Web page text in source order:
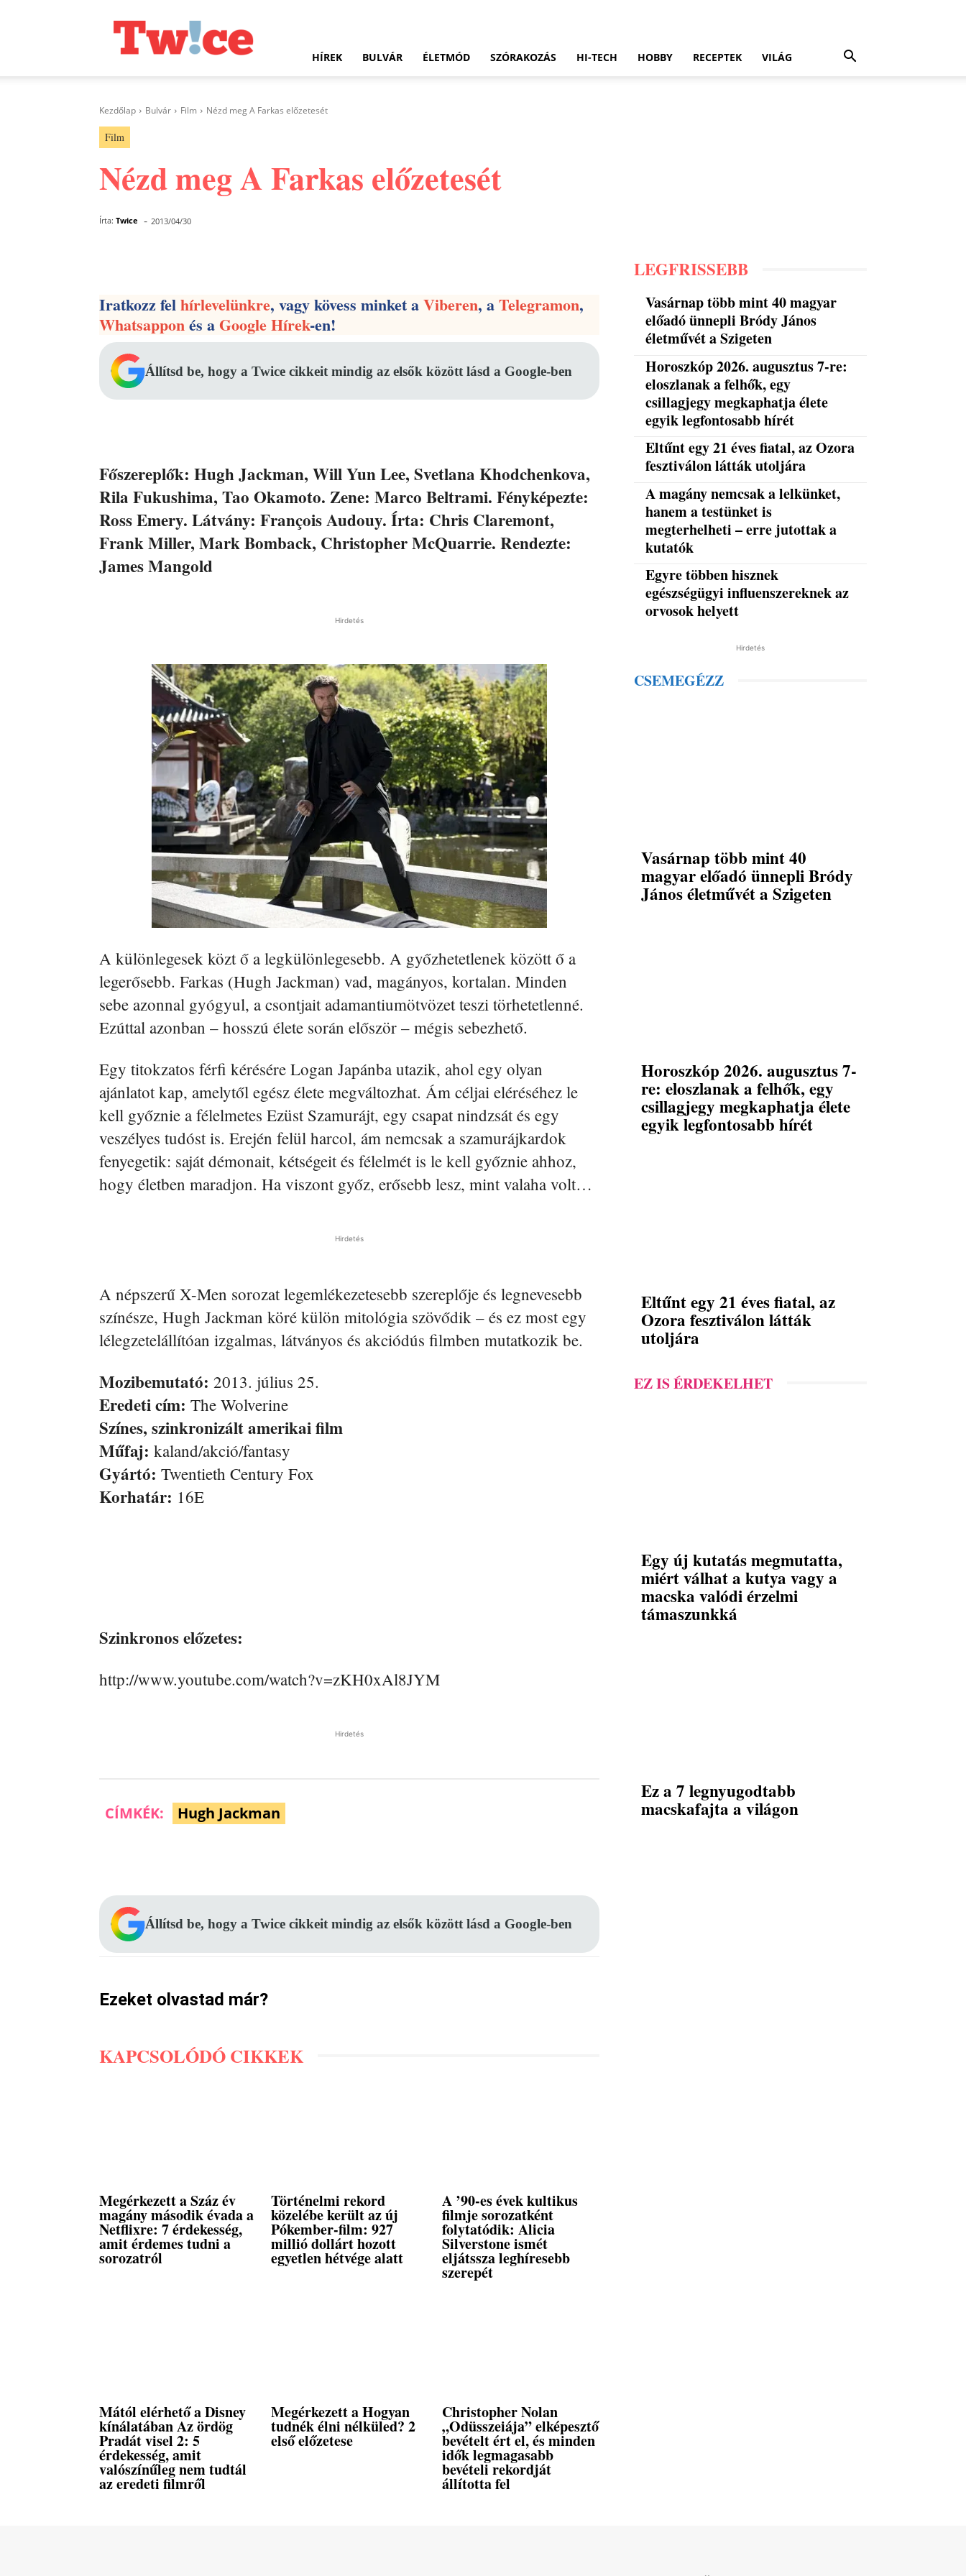
HÍREK BULVÁR ÉLETMÓD SZÓRAKOZÁS HI-TECH HOBBY RECEPTEK VILÁG
Kezdőlap Bulvár Film Nézd meg A Farkas előzetesét
Film
Nézd meg A Farkas előzetesét
Írta: Twice - 2013/04/30
Iratkozz felhírlevelünkre, vagy kövess minket aViberen, aTelegramon,
Whatsapponés aGoogle Hírek-en!
Állítsd be, hogy a Twice cikkeit mindig az elsők között lásd a Google-ben
Főszereplők: Hugh Jackman, Will Yun Lee, Svetlana Khodchenkova,
Rila Fukushima, Tao Okamoto. Zene: Marco Beltrami. Fényképezte:
Ross Emery. Látvány: François Audouy. Írta: Chris Claremont,
Frank Miller, Mark Bomback, Christopher McQuarrie. Rendezte:
James Mangold
Hirdetés
A különlegesek közt ő a legkülönlegesebb. A győzhetetlenek között ő a
legerősebb. Farkas (Hugh Jackman) vad, magányos, kortalan. Minden
sebe azonnal gyógyul, a csontjait adamantiumötvözet teszi törhetetlenné.
Ezúttal azonban – hosszú élete során először – mégis sebezhető.
Egy titokzatos férfi kérésére Logan Japánba utazik, ahol egy olyan
ajánlatot kap, amelytől egész élete megváltozhat. Ám céljai eléréséhez le
kell győznie a félelmetes Ezüst Szamurájt, egy csapat nindzsát és egy
veszélyes tudóst is. Erején felül harcol, ám nemcsak a szamurájkardok
fenyegetik: saját démonait, kétségeit és félelmét is le kell győznie ahhoz,
hogy életben maradjon. Ha viszont győz, erősebb lesz, mint valaha volt…
Hirdetés
A népszerű X-Men sorozat legemlékezetesebb szereplője és legnevesebb
színésze, Hugh Jackman köré külön mitológia szövődik – és ez most egy
lélegzetelállítóan izgalmas, látványos és akciódús filmben mutatkozik be.
Mozibemutató: 2013. július 25.
Eredeti cím: The Wolverine
Színes, szinkronizált amerikai film
Műfaj: kaland/akció/fantasy
Gyártó: Twentieth Century Fox
Korhatár: 16E
Szinkronos előzetes:
http://www.youtube.com/watch?v=zKH0xAl8JYM
Hirdetés
CÍMKÉK: Hugh Jackman
Állítsd be, hogy a Twice cikkeit mindig az elsők között lásd a Google-ben
Ezeket olvastad már?
KAPCSOLÓDÓ CIKKEK
Megérkezett a Száz év
magány második évada a
Netflixre: 7 érdekesség,
amit érdemes tudni a
sorozatról
Történelmi rekord
közelébe került az új
Pókember-film: 927
millió dollárt hozott
egyetlen hétvége alatt
A ’90-es évek kultikus
filmje sorozatként
folytatódik: Alicia
Silverstone ismét
eljátssza leghíresebb
szerepét
Mától elérhető a Disney
kínálatában Az ördög
Pradát visel 2: 5
érdekesség, amit
valószínűleg nem tudtál
az eredeti filmről
Megérkezett a Hogyan
tudnék élni nélküled? 2
első előzetese
Christopher Nolan
„Odüsszeiája” elképesztő
bevételt ért el, és minden
idők legmagasabb
bevételi rekordját
állította fel
LEGFRISSEBB
Vasárnap több mint 40 magyar
előadó ünnepli Bródy János
életművét a Szigeten
Horoszkóp 2026. augusztus 7-re:
eloszlanak a felhők, egy
csillagjegy megkaphatja élete
egyik legfontosabb hírét
Eltűnt egy 21 éves fiatal, az Ozora
fesztiválon látták utoljára
A magány nemcsak a lelkünket,
hanem a testünket is
megterhelheti – erre jutottak a
kutatók
Egyre többen hisznek
egészségügyi influenszereknek az
orvosok helyett
Hirdetés
CSEMEGÉZZ
Vasárnap több mint 40
magyar előadó ünnepli Bródy
János életművét a Szigeten
Horoszkóp 2026. augusztus 7-
re: eloszlanak a felhők, egy
csillagjegy megkaphatja élete
egyik legfontosabb hírét
Eltűnt egy 21 éves fiatal, az
Ozora fesztiválon látták
utoljára
EZ IS ÉRDEKELHET
Egy új kutatás megmutatta,
miért válhat a kutya vagy a
macska valódi érzelmi
támaszunkká
Ez a 7 legnyugodtabb
macskafajta a világon